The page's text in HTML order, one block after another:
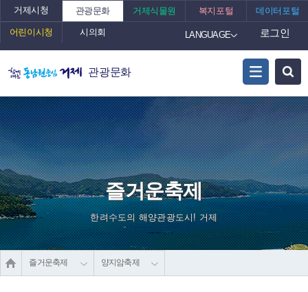
거제시청 관광문화 거제식물원 복지포털 데이터포털
어린이시청 시의회 LANGUAGE 로그인
관광문화
즐거운축제
한려수도의 해양관광도시! 거제
즐거운축제 양지암축제